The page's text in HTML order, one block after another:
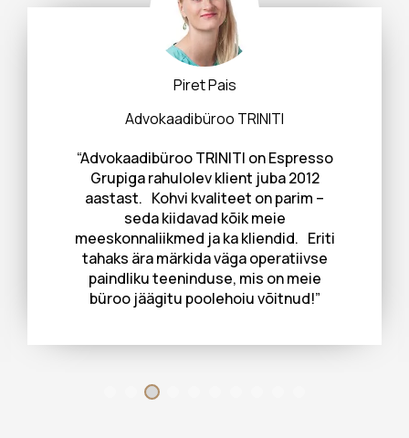
Piret Pais
Advokaadibüroo TRINITI
“Advokaadibüroo TRINITI on Espresso
Grupiga rahulolev klient juba 2012
aastast. Kohvi kvaliteet on parim –
seda kiidavad kõik meie
meeskonnaliikmed ja ka kliendid. Eriti
tahaks ära märkida väga operatiivse
paindliku teeninduse, mis on meie
büroo jäägitu poolehoiu võitnud!”